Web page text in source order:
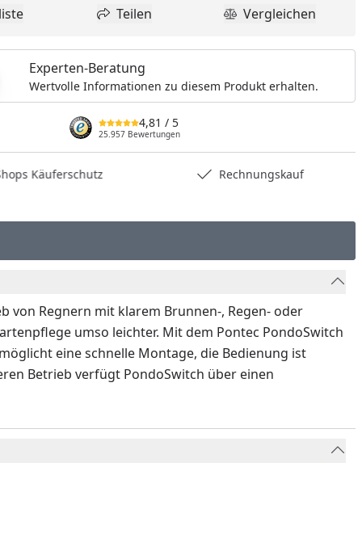
zur Wunschliste hinzufügen
Teilen
Teilen Produkt
Vergleichen
Experten-Beratung
Wertvolle Informationen zu diesem Produkt erhalten.
4,81 / 5
25.957 Bewertungen
Käuferschutz Rechnungskauf
Regnern mit klarem Brunnen-, Regen- oder
umso leichter. Mit dem Pontec PondoSwitch
eine schnelle Montage, die Bedienung ist
Betrieb verfügt PondoSwitch über einen